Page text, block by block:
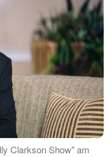
Clarkson Show" am